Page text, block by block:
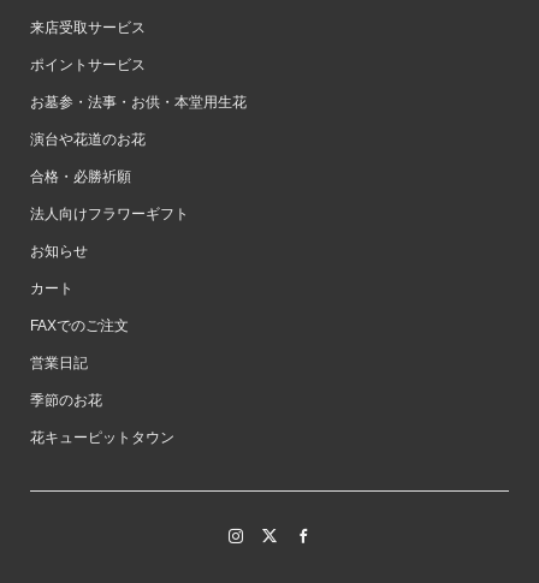
来店受取サービス
ポイントサービス
お墓参・法事・お供・本堂用生花
演台や花道のお花
合格・必勝祈願
法人向けフラワーギフト
お知らせ
カート
FAXでのご注文
営業日記
季節のお花
花キューピットタウン